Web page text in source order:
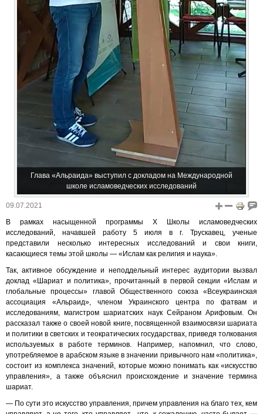
Глава «Альраида» выступил с докладом на Международной
школе исламоведческих исследований
09.07.2021
В рамках насыщенной программы X Школы исламоведческих
исследований, начавшей работу 5 июля в г. Трускавец, ученые
представили несколько интересных исследований и свои книги,
касающиеся темы этой школы — «Ислам как религия и наука».
Так, активное обсуждение и неподдельный интерес аудитории вызвал
доклад «Шариат и политика», прочитанный в первой секции «Ислам и
глобальные процессы» главой Общественного союза «Всеукраинская
ассоциация «Альраид», членом Украинского центра по фатвам и
исследованиям, магистром шариатских наук Сейраном Арифовым. Он
рассказал также о своей новой книге, посвященной взаимосвязи шариата
и политики в светских и теократических государствах, приведя толкования
используемых в работе терминов. Например, напомнил, что слово,
употребляемое в арабском языке в значении привычного нам «политика»,
состоит из комплекса значений, которые можно понимать как «искусство
управления», а также объяснил происхождение и значение термина
шариат.
— По сути это искусство управления, причем управления на благо тех, кем